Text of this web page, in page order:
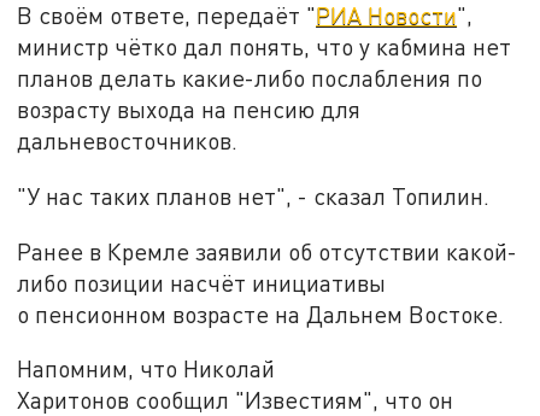
В своём ответе, передаёт "РИА Новости",
министр чётко дал понять, что у кабмина нет
планов делать какие-либо послабления по
возрасту выхода на пенсию для
дальневосточников.
"У нас таких планов нет", - сказал Топилин.
Ранее в Кремле заявили об отсутствии какой-
либо позиции насчёт инициативы
о пенсионном возрасте на Дальнем Востоке.
Напомним, что Николай
Харитонов сообщил "Известиям", что он